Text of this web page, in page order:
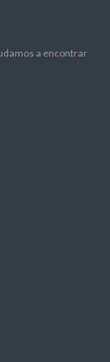
a encontrar